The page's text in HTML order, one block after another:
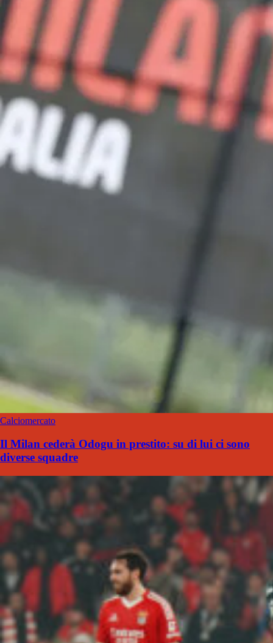
Calciomercato
Il Milan cederà Odogu in prestito: su di lui ci sono
diverse squadre